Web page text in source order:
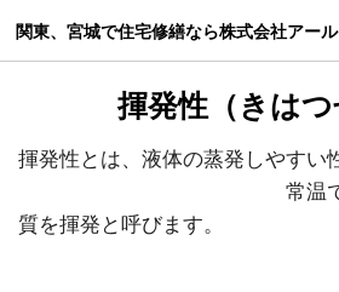
関東、宮城で住宅修繕なら株式会社アー
揮発性（きはつ
揮発性とは、液体の蒸発しや
常温での蒸発
質を揮発と呼びます。